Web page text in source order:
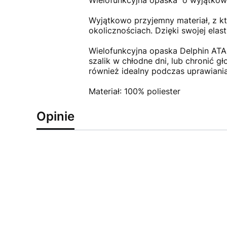
Wyjątkowo przyjemny materiał, z
okolicznościach. Dzięki swojej
Wielofunkcyjna opaska Delphin
szalik w chłodne dni, lub chronić
również idealny podczas
Materiał: 100% poliester
Opinie